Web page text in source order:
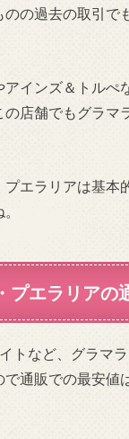
のの過去の取引
インズ＆トルぺ
店舗でもグラ
エラリアは基本
プエラリアの
トなど、グラマ
通販での最安値